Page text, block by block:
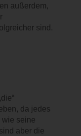
außerdem,
sind.
da jedes
wie seine
aber die